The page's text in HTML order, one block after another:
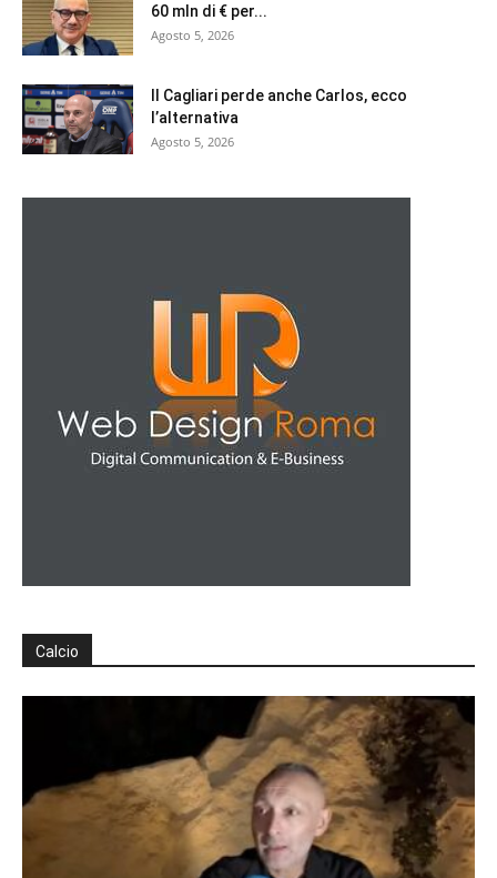
60 mln di € per...
Agosto 5, 2026
Il Cagliari perde anche Carlos, ecco
l’alternativa
Agosto 5, 2026
Calcio